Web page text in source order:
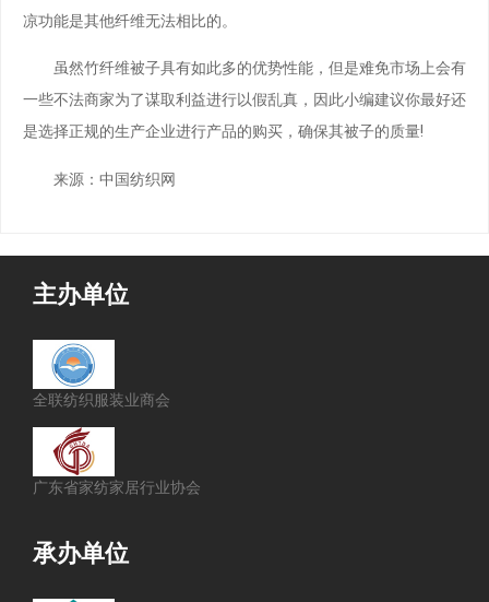
凉功能是其他纤维无法相比的。
虽然竹纤维被子具有如此多的优势性能，但是难免市场上会有
一些不法商家为了谋取利益进行以假乱真，因此小编建议你最好还
是选择正规的生产企业进行产品的购买，确保其被子的质量!
来源：中国纺织网
主办单位
全联纺织服装业商会
广东省家纺家居行业协会
承办单位